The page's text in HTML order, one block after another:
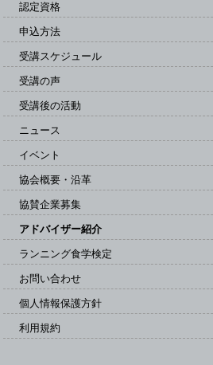
認定資格
申込方法
受講スケジュール
受講の声
受講後の活動
ニュース
イベント
協会概要・沿革
協賛企業募集
アドバイザー紹介
ランニング食学検定
お問い合わせ
個人情報保護方針
利用規約